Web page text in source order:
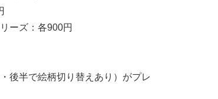
ーズ：各900円
後半で絵柄切り替えあり）がプレ